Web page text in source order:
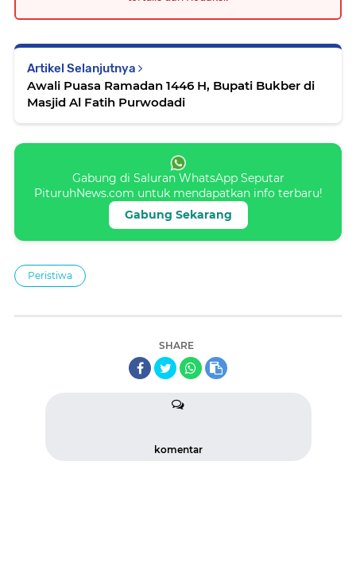
Artikel Selanjutnya
Awali Puasa Ramadan 1446 H, Bupati Bukber di
Masjid Al Fatih Purwodadi
Gabung di Saluran WhatsApp Seputar
PituruhNews.com untuk mendapatkan info terbaru!
Gabung Sekarang
Peristiwa
SHARE
komentar